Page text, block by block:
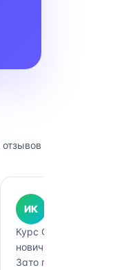
отзывов
ИК
Курс OTUS
новичков.
Зато после